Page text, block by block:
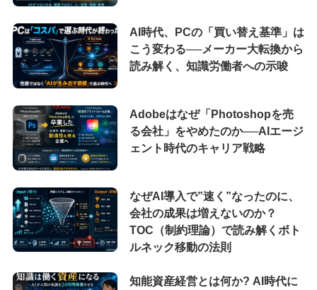
AI時代、PCの「買い替え基準」は
こう変わる──メーカー大転換から
読み解く、知識労働者への示唆
Adobeはなぜ「Photoshopを売
る会社」をやめたのか──AIエージ
ェント時代のキャリア戦略
なぜAI導入で”速く”なったのに、
会社の成果は増えないのか？
TOC（制約理論）で読み解くボト
ルネック移動の法則
知能資産経営とは何か? AI時代に